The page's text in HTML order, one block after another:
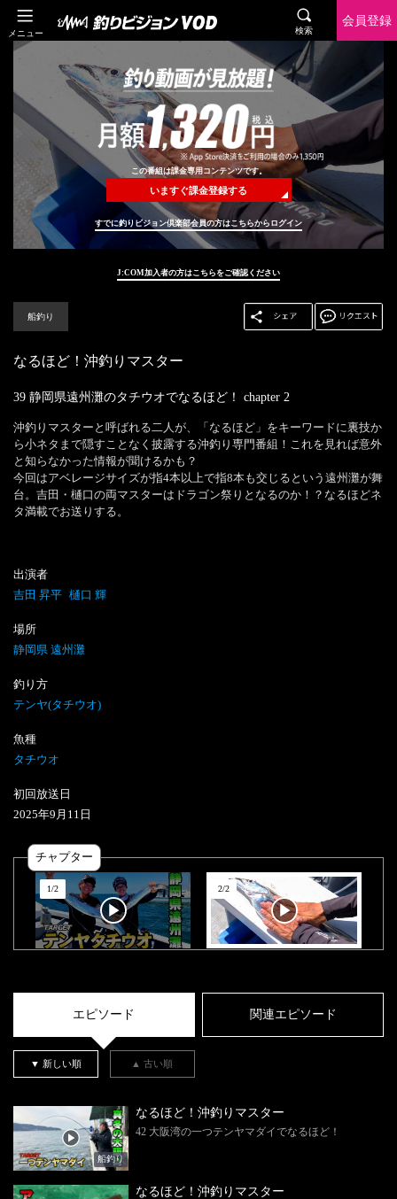
メニュー 検索
会員登録
この番組は課金専用コンテンツです。
いますぐ課金登録する
すでに釣りビジョン倶楽部会員の方はこちらからログイン
J:COM加入者の方はこちらをご確認ください
船釣り
なるほど！沖釣りマスター
39 静岡県遠州灘のタチウオでなるほど！ chapter 2
沖釣りマスターと呼ばれる二人が、「なるほど」をキーワードに裏技か
ら小ネタまで隠すことなく披露する沖釣り専門番組！これを見れば意外
と知らなかった情報が聞けるかも？
今回はアベレージサイズが指4本以上で指8本も交じるという遠州灘が舞
台。吉田・樋口の両マスターはドラゴン祭りとなるのか！？なるほどネ
タ満載でお送りする。
出演者
吉田 昇平 樋口 輝
場所
静岡県 遠州灘
釣り方
テンヤ(タチウオ)
魚種
タチウオ
初回放送日
2025年9 月 11 日
チャプター
1/2 2/2
エピソード 関連エピソード
▼ 新しい順 ▲ 古い順
船釣り
なるほど！沖釣りマスター
42 大阪湾の一つテンヤマダイでなるほど！
なるほど！沖釣りマスター